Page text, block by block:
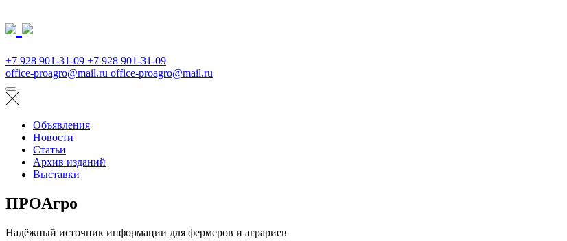
+7 928 901-31-09 +7 928 901-31-09
office-proagro@mail.ru office-proagro@mail.ru
Объявления
Новости
Статьи
Архив изданий
Выставки
ПРОАгро
Надёжный источник информации для фермеров и аграриев